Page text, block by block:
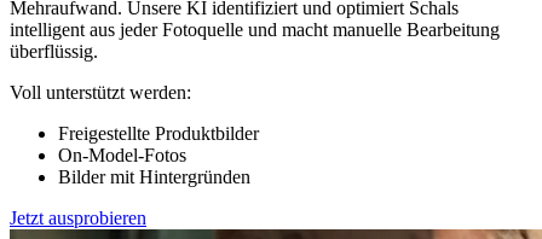
Mehraufwand. Unsere KI identifiziert und optimiert Schals
intelligent aus jeder Fotoquelle und macht manuelle Bearbeitung
überflüssig.
Voll unterstützt werden:
Freigestellte Produktbilder
On-Model-Fotos
Bilder mit Hintergründen
Jetzt ausprobieren